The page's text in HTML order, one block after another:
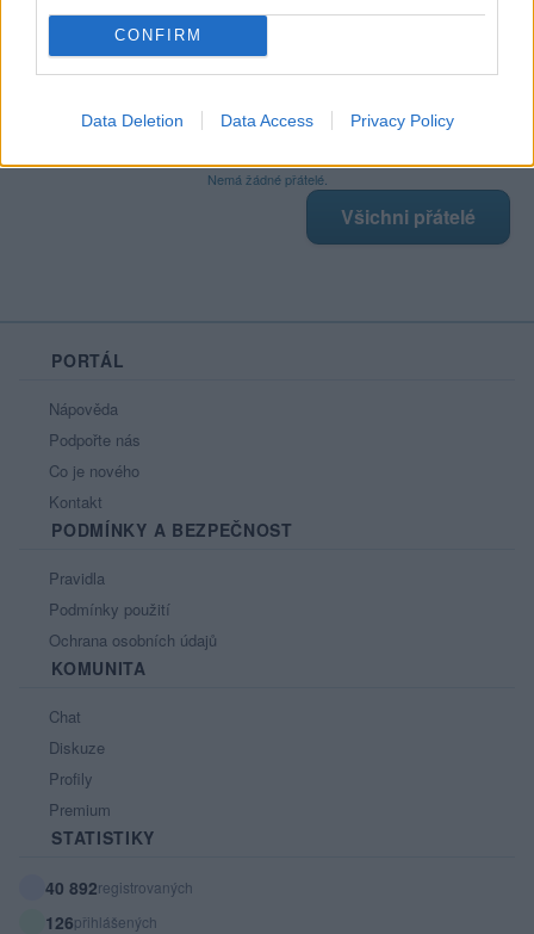
CONFIRM
Data Deletion Data Access Privacy Policy
Zobrazit celou mou zeď
Nemá žádné přátelé.
Všichni přátelé
PORTÁL
Nápověda
Podpořte nás
Co je nového
Kontakt
PODMÍNKY A BEZPEČNOST
Pravidla
Podmínky použití
Ochrana osobních údajů
KOMUNITA
Chat
Diskuze
Profily
Premium
STATISTIKY
40 892registrovaných
126přihlášených